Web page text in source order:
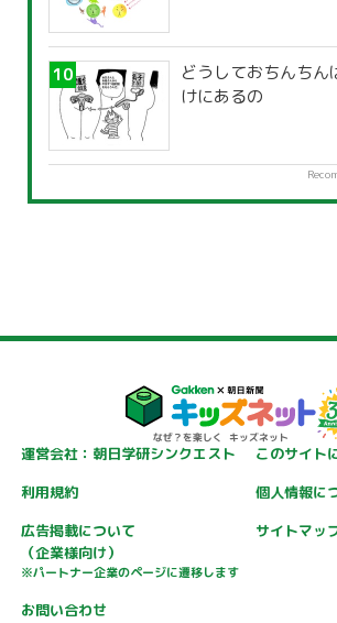
どうしておちんちん
けにあるの
運営会社：朝日学研シンクエスト
このサイト
利用規約
個人情報に
広告掲載について
（企業様向け）
※パートナー企業のページに遷移します
サイトマッ
お問い合わせ